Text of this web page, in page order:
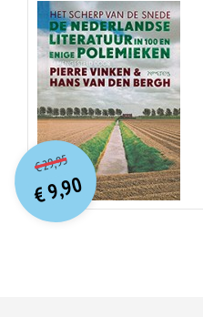
€29,95O
orspr
onkelijke
prijs
was:
€ 29,95.
€9,90
Huidige
prijs
is:
€ 9,90.